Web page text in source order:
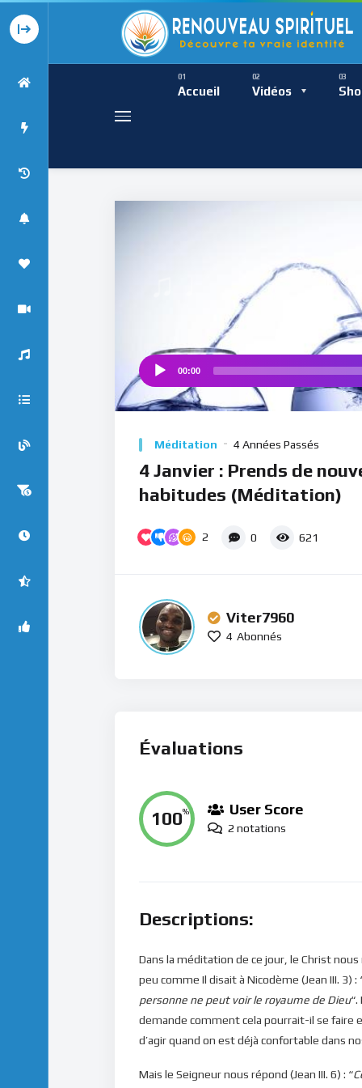
Accueil Vidéos
Présence
♯ ♪
Player
00:00
Méditation 4 Années Passés
4 Janvier : Prends de
habitudes (Méditation)
2 0 621
Viter7960
4 Abonnés
Évaluations
100% User Score
2 notations
Descriptions:
Dans la méditation de ce jour, le Christ
peu comme Il disait à Nicodème (Jean III. 3) :
personne ne peut voir le royaume de Dieu
demande comment cela pourrait-il se faire
d’agir quand on est déjà confortable dans
Mais le Seigneur nous répond (Jean III. 6) : “